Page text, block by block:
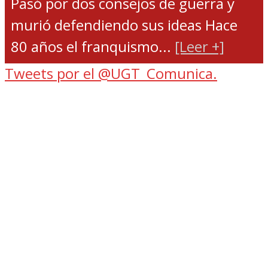
murió defendiendo sus ideas Hace
80 años el franquismo... [Leer +]
Tweets por el @UGT_Comunica.